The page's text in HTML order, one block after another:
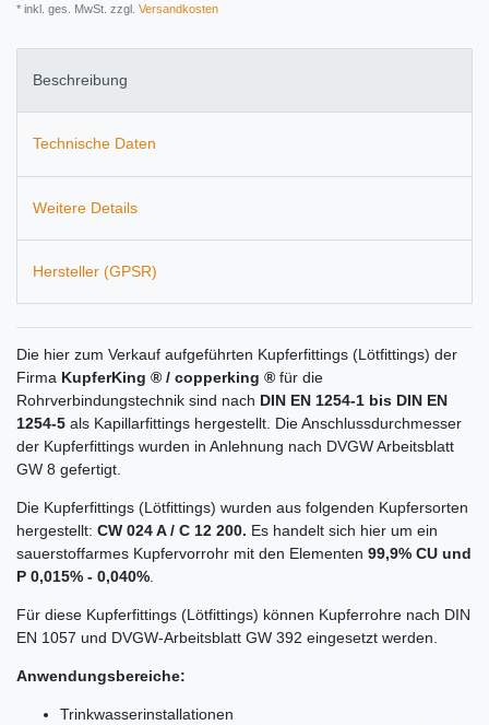
* inkl. ges. MwSt. zzgl. Versandkosten
Beschreibung
Technische Daten
Weitere Details
Hersteller (GPSR)
Die hier zum Verkauf aufgeführten Kupferfittings (Lötfittings) der
Firma KupferKing ® / copperking ® für die
Rohrverbindungstechnik sind nach DIN EN 1254-1 bis DIN EN
1254-5 als Kapillarfittings hergestellt. Die Anschlussdurchmesser
der Kupferfittings wurden in Anlehnung nach DVGW Arbeitsblatt
GW 8 gefertigt.
Die Kupferfittings (Lötfittings) wurden aus folgenden Kupfersorten
hergestellt: CW 024 A / C 12 200. Es handelt sich hier um ein
sauerstoffarmes Kupfervorrohr mit den Elementen 99,9% CU und
P 0,015% - 0,040%.
Für diese Kupferfittings (Lötfittings) können Kupferrohre nach DIN
EN 1057 und DVGW-Arbeitsblatt GW 392 eingesetzt werden.
Anwendungsbereiche:
Trinkwasserinstallationen